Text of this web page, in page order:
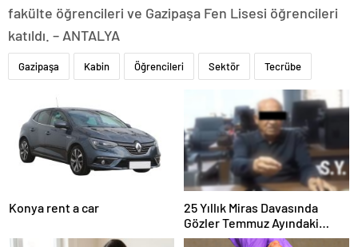
fakülte öğrencileri ve Gazipaşa Fen Lisesi öğrencileri
katıldı. – ANTALYA
Gazipaşa Kabin Öğrencileri Sektör Tecrübe
Konya rent a car
25 Yıllık Miras Davasında
Gözler Temmuz Ayındaki
Karar Duruşmasına Çevrildi